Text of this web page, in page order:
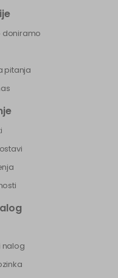
doniramo
pitanja
nalog